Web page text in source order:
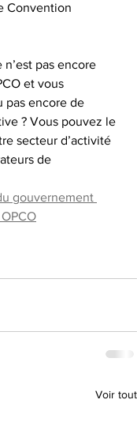
Convention
pas encore
et vous
pas encore de
? Vous pouvez le
secteur d’activité
de
gouvernement
Voir tout